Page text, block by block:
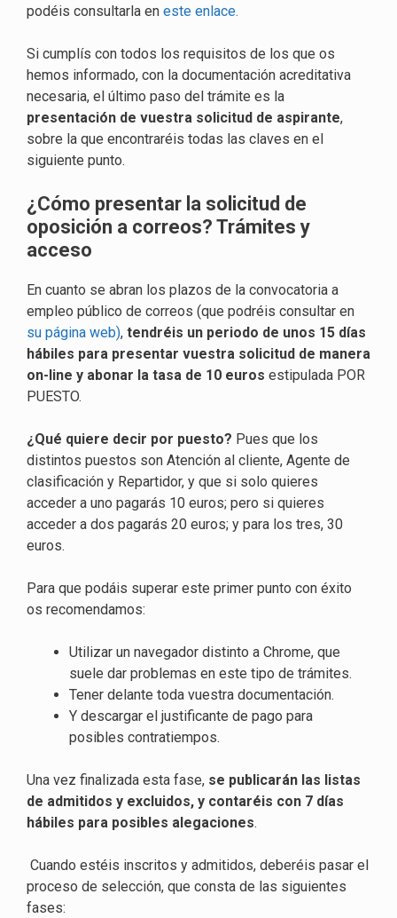
podéis consultarla en este enlace.
Si cumplís con todos los requisitos de los que os
hemos informado, con la documentación acreditativa
necesaria, el último paso del trámite es la
presentación de vuestra solicitud de aspirante,
sobre la que encontraréis todas las claves en el
siguiente punto.
¿Cómo presentar la solicitud de
oposición a correos? Trámites y
acceso
En cuanto se abran los plazos de la convocatoria a
empleo público de correos (que podréis consultar en
su página web), tendréis un periodo de unos 15 días
hábiles para presentar vuestra solicitud de manera
on-line y abonar la tasa de 10 euros estipulada POR
PUESTO.
¿Qué quiere decir por puesto? Pues que los
distintos puestos son Atención al cliente, Agente de
clasificación y Repartidor, y que si solo quieres
acceder a uno pagarás 10 euros; pero si quieres
acceder a dos pagarás 20 euros; y para los tres, 30
euros.
Para que podáis superar este primer punto con éxito
os recomendamos:
Utilizar un navegador distinto a Chrome, que
suele dar problemas en este tipo de trámites.
Tener delante toda vuestra documentación.
Y descargar el justificante de pago para
posibles contratiempos.
Una vez finalizada esta fase, se publicarán las listas
de admitidos y excluidos, y contaréis con 7 días
hábiles para posibles alegaciones.
Cuando estéis inscritos y admitidos, deberéis pasar el
proceso de selección, que consta de las siguientes
fases: